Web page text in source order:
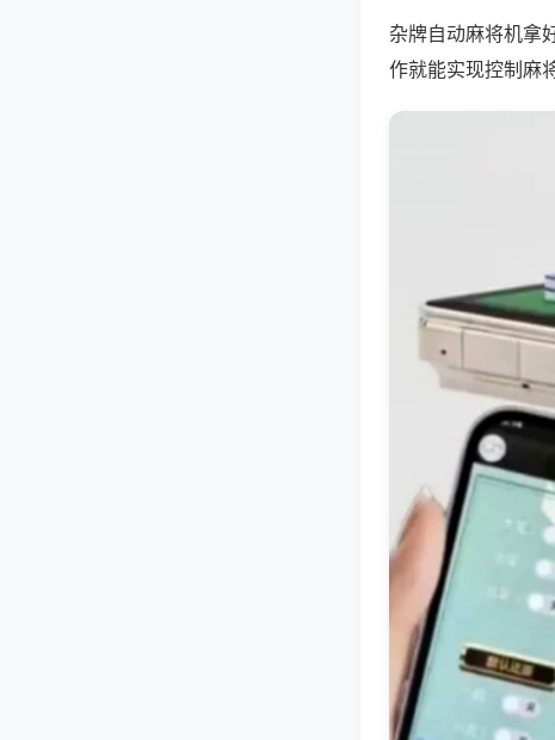
杂牌自动麻将机拿
作就能实现控制麻